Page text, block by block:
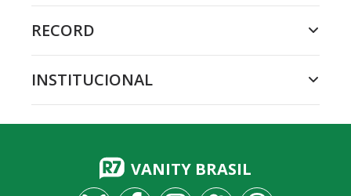
RECORD
INSTITUCIONAL
VANITY BRASIL